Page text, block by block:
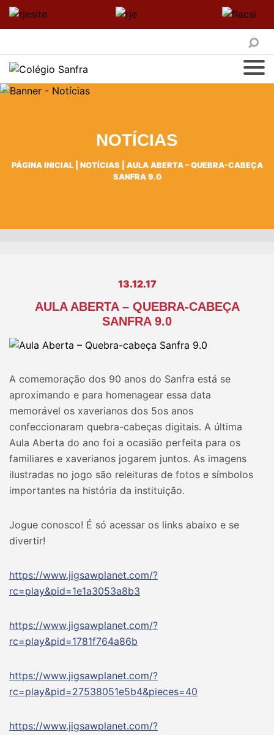
NOTÍCIAS
PÁGINA INICIAL| NOTÍCIAS
AULA ABERTA – QUEBRA-CABEÇA
SANFRA 9.0
13.12.17
AULA ABERTA – QUEBRA-CABEÇA
SANFRA 9.0
A comemoração dos 90 anos do Sanfra está se
aproximando e para homenagear essa data
memorável os xaverianos dos 5os anos
confeccionaram quebra-cabeças digitais. A última
Aula Aberta do ano foi a ocasião perfeita para os
familiares e xaverianos jogarem juntos. As imagens
ilustradas no jogo são releituras de fotos e símbolos
importantes na história da instituição.
Jogue conosco! É só acessar os links abaixo e se
divertir!
https://www.jigsawplanet.com/?
rc=play&pid=1e1a3053a8b3
https://www.jigsawplanet.com/?
rc=play&pid=1781f764a86b
https://www.jigsawplanet.com/?
rc=play&pid=27538051e5b4&pieces=40
https://www.jigsawplanet.com/?